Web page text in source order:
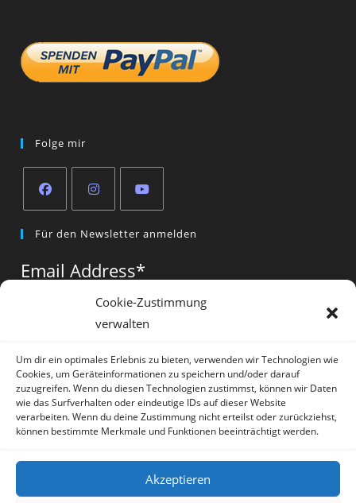
Cookie-Zustimmung
verwalten
Um dir ein optimales Erlebnis zu bieten, verwenden wir Technologien wie
Cookies, um Geräteinformationen zu speichern und/oder darauf
zuzugreifen. Wenn du diesen Technologien zustimmst, können wir Daten
wie das Surfverhalten oder eindeutige IDs auf dieser Website
verarbeiten. Wenn du deine Zustimmung nicht erteilst oder zurückziehst,
können bestimmte Merkmale und Funktionen beeinträchtigt werden.
Akzeptieren
Folge mir
in
new
in
new
in
new
tab
Für den Newsletter anmelden
Email Address*
Vorname*